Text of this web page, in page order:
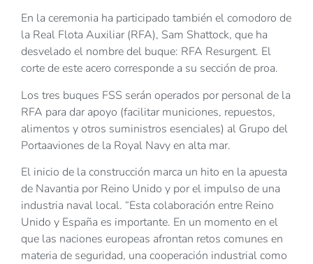
En la ceremonia ha participado también el comodoro de
la Real Flota Auxiliar (RFA), Sam Shattock, que ha
desvelado el nombre del buque: RFA Resurgent. El
corte de este acero corresponde a su sección de proa.
Los tres buques FSS serán operados por personal de la
RFA para dar apoyo (facilitar municiones, repuestos,
alimentos y otros suministros esenciales) al Grupo del
Portaaviones de la Royal Navy en alta mar.
El inicio de la construcción marca un hito en la apuesta
de Navantia por Reino Unido y por el impulso de una
industria naval local. “Esta colaboración entre Reino
Unido y España es importante. En un momento en el
que las naciones europeas afrontan retos comunes en
materia de seguridad, una cooperación industrial como